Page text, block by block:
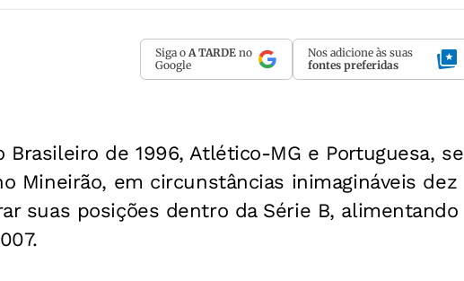
Siga o A TARDE no
Google
Nos adicione às suas
fontes preferidas
de 1996, Atlético-MG e Portuguesa, se
Mineirão, em circunstâncias inimagináveis dez
suas posições dentro da Série B, alimentando